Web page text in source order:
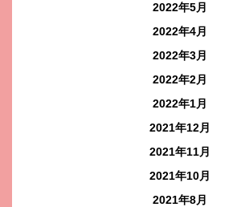
2022年5月
2022年4月
2022年3月
2022年2月
2022年1月
2021年12月
2021年11月
2021年10月
2021年8月